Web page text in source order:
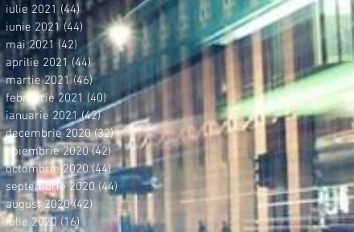
iulie 2021 (44)44 postări
iunie 2021 (44) 44 postări
mai 2021 (42) 42 postări
aprilie 2021 (44)44 postări
martie 2021 (46)46 postări
februarie 2021 (40)40 postări
ianuarie 2021 (42)42 postări
decembrie 2020 (32)32 postări
noiembrie 2020 (42) 42 postări
octombrie 2020 (44)44 postări
septembrie 2020 (44)44 postări
august 2020 (42)42 postări
iulie 2020 (16)16 postări